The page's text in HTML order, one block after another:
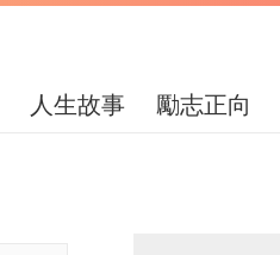
人生故事 勵志正向